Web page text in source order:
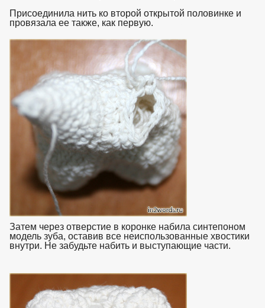
Присоединила нить ко второй открытой половинке и
провязала ее также, как первую.
Затем через отверстие в коронке набила синтепоном
модель зуба, оставив все неиспользованные хвостики
внутри. Не забудьте набить и выступающие части.